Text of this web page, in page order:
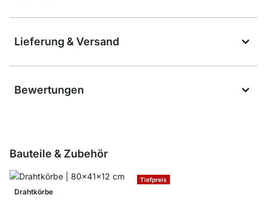
Lieferung & Versand
Bewertungen
Bauteile & Zubehör
Tiefpreis
Drahtkörbe